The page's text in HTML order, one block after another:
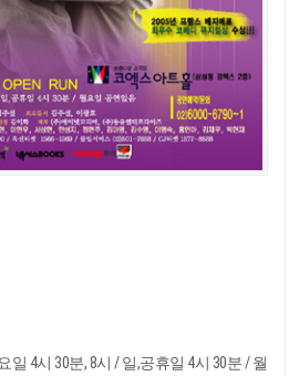
일 4시 30분, 8시 / 일,공휴일 4시 30분 / 월